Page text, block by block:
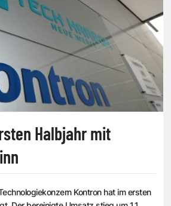
Halbjahr mit
Kontron hat im ersten